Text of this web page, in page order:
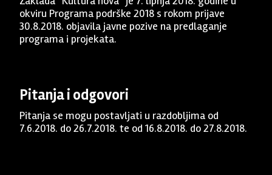
okviru Programa podrške 2018 s rokom prijave
30.8.2018. objavila javne pozive na predlaganje
programa i projekata.
Pitanja i odgovori
Pitanja se mogu postavljati u razdobljima od
7.6.2018. do 26.7.2018. te od 16.8.2018. do 27.8.2018.